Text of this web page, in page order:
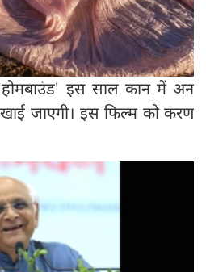
इस साल कान में अन
जाएगी। इस फिल्म को करण